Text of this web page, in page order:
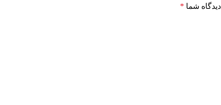
دیدگاه شما *